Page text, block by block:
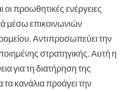
προωθητικές ενέργειες
μέσω επικοινωνιών
Αντιπροσωπεύει την
στρατηγικής. Αυτή η
για τη διατήρηση της
κανάλια προάγει την